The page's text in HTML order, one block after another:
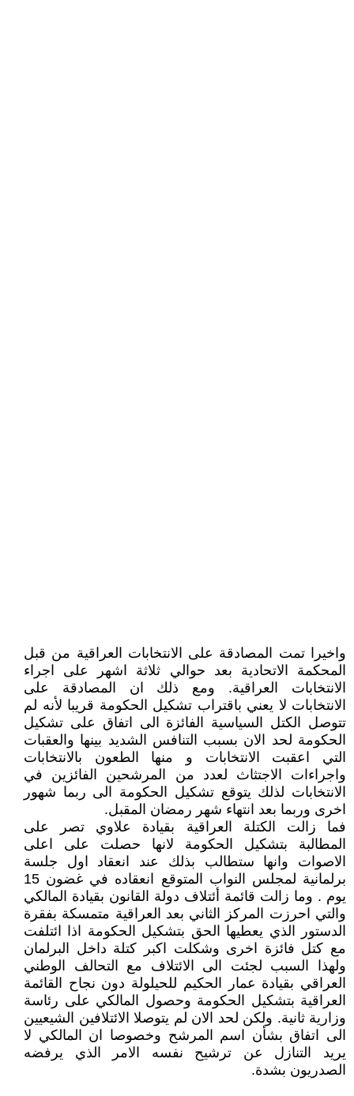
واخيرا تمت المصادقة على الانتخابات العراقية من قبل
المحكمة الاتحادية بعد حوالي ثلاثة اشهر على اجراء
الانتخابات العراقية. ومع ذلك ان المصادقة على
الانتخابات لا يعني باقتراب تشكيل الحكومة قريبا لأنه لم
تتوصل الكتل السياسية الفائزة الى اتفاق على تشكيل
الحكومة لحد الان بسبب التنافس الشديد بينها والعقبات
التي اعقبت الانتخابات و منها الطعون بالانتخابات
واجراءات الاجتثاث لعدد من المرشحين الفائزين في
الانتخابات لذلك يتوقع تشكيل الحكومة الى ربما شهور
اخرى وربما بعد انتهاء شهر رمضان المقبل.
فما زالت الكتلة العراقية بقيادة علاوي تصر على
المطالبة بتشكيل الحكومة لانها حصلت على اعلى
الاصوات وانها ستطالب بذلك عند انعقاد اول جلسة
برلمانية لمجلس النواب المتوقع انعقاده في غضون 15
يوم . وما زالت قائمة أئتلاف دولة القانون بقيادة المالكي
والتي احرزت المركز الثاني بعد العراقية متمسكة بفقرة
الدستور الذي يعطيها الحق بتشكيل الحكومة اذا ائتلفت
مع كتل فائزة اخرى وشكلت اكبر كتلة داخل البرلمان
ولهذا السبب لجئت الى الائتلاف مع التحالف الوطني
العراقي بقيادة عمار الحكيم للحيلولة دون نجاح القائمة
العراقية بتشكيل الحكومة وحصول المالكي على رئاسة
وزارية ثانية. ولكن لحد الان لم يتوصلا الائتلافين الشيعيين
الى اتفاق بشأن اسم المرشح وخصوصا ان المالكي لا
يريد التنازل عن ترشيح نفسه الامر الذي يرفضه
الصدريون بشدة.